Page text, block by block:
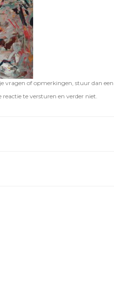
vragen of opmerkingen, stuur dan
te versturen en verder niet.